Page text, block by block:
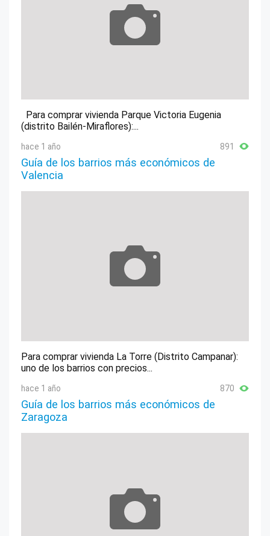
Para comprar vivienda Parque Victoria Eugenia
(distrito Bailén-Miraflores):...
hace 1 año 891
Guía de los barrios más económicos de
Valencia
Para comprar vivienda La Torre (Distrito Campanar):
uno de los barrios con precios...
hace 1 año 870
Guía de los barrios más económicos de
Zaragoza